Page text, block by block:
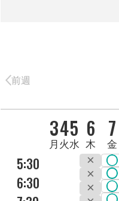
前週
5:30
6:30
3
月
4
火
5
水
6
木
7
金